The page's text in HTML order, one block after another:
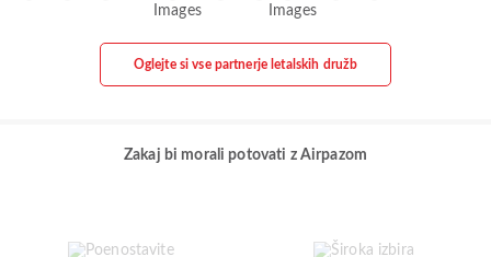
Oglejte si vse partnerje letalskih družb
Zakaj bi morali potovati z Airpazom